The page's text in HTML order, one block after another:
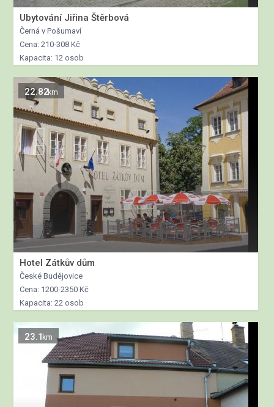
Ubytování Jiřina Štěrbová
Černá v Pošumaví
Cena: 210-308 Kč
Kapacita: 12 osob
22.82km
Hotel Zátkův dům
České Budějovice
Cena: 1200-2350 Kč
Kapacita: 22 osob
23.1km